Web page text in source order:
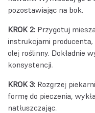
pozostawiając na bok.
KROK 2: Przygotuj
instrukcjami
olej roślinny. Dokładnie
konsystencji.
KROK 3: Rozgrzej
formę do pieczenia,
natłuszczając.